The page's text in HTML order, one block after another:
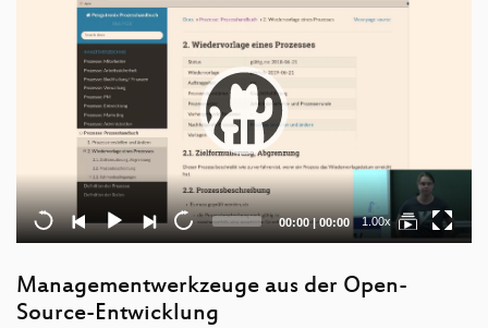
Current
time
00:00|Total
duration
00:00 1.00x
Managementwerkzeuge aus der Open-
Source-Entwicklung